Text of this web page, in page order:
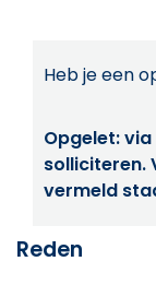
Heb je een
Opgelet:
solliciteren.
vermeld
Reden